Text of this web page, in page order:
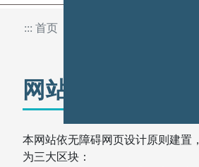
::: 首页
网站地图
本网站依无障碍网页设计原则建置
为三大区块：